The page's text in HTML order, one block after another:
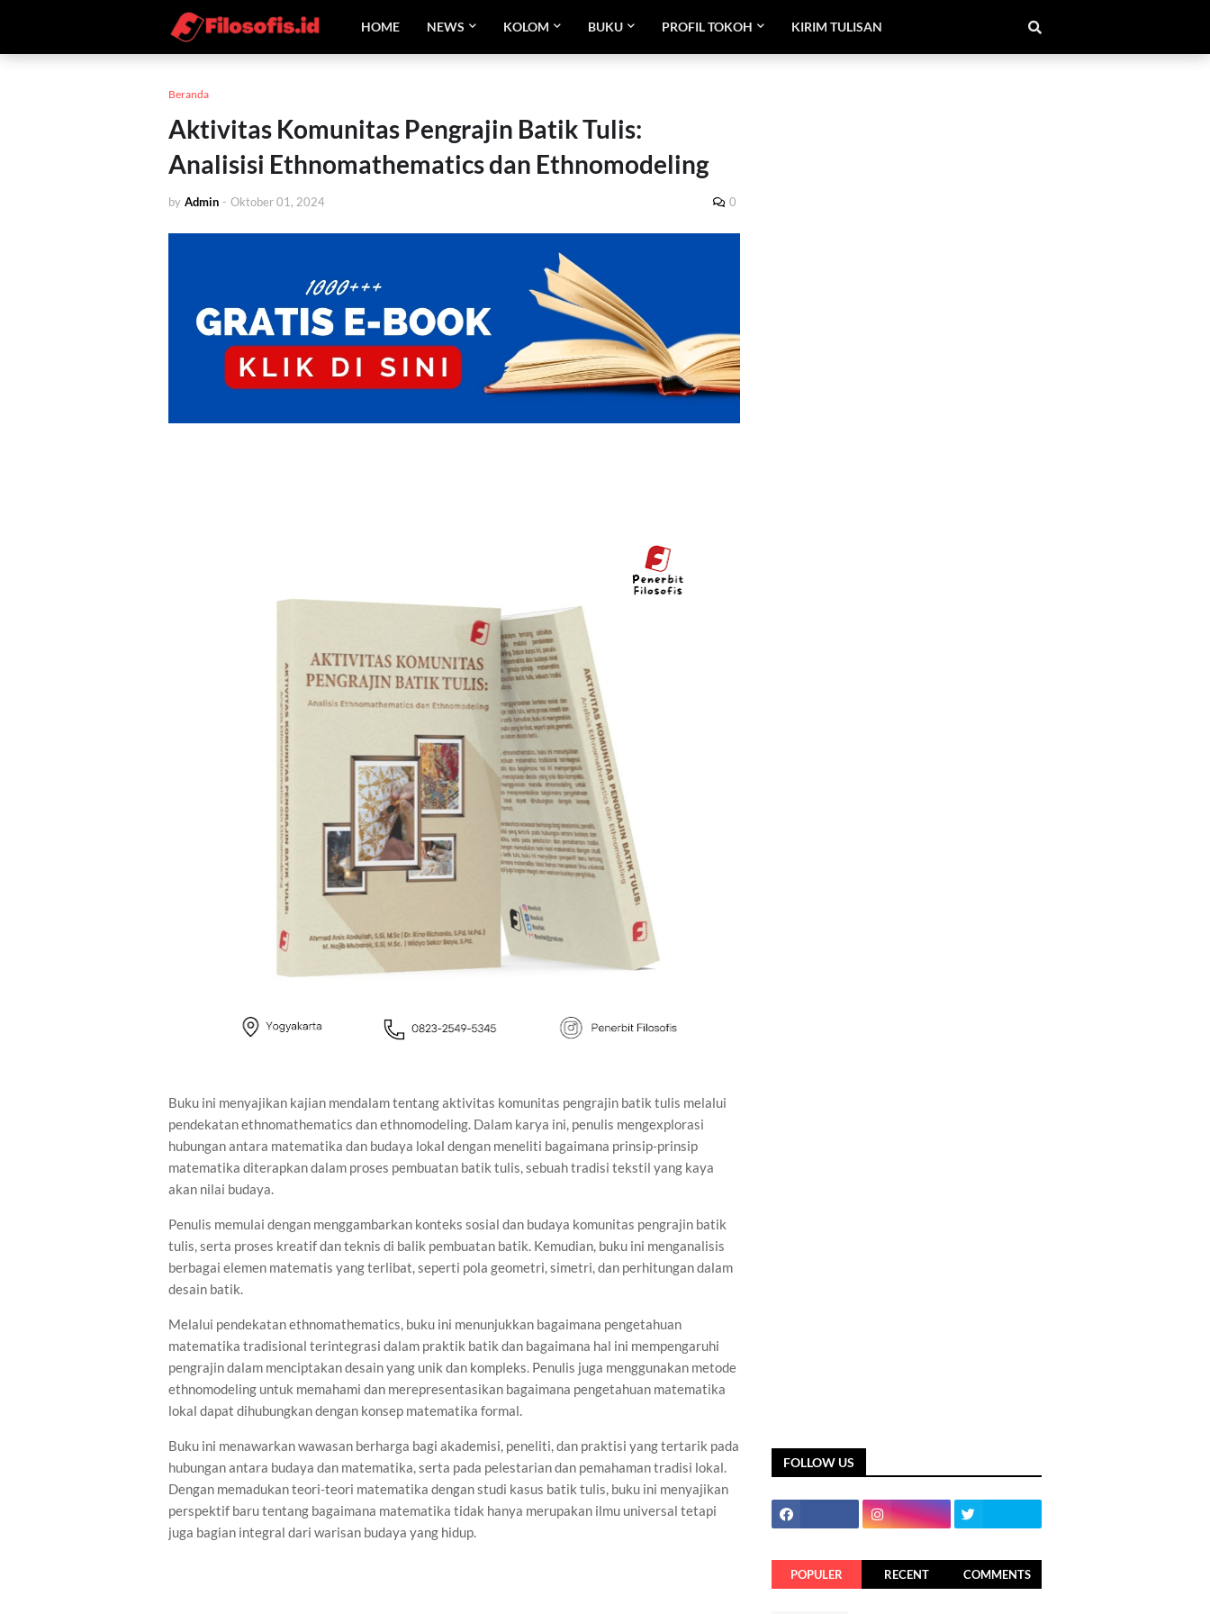
HOME NEWS KOLOM BUKU PROFIL TOKOH KIRIM TULISAN
Beranda
Aktivitas Komunitas Pengrajin Batik Tulis:
Analisisi Ethnomathematics dan Ethnomodeling
by Admin - Oktober 01, 2024 0
Buku ini menyajikan kajian mendalam tentang aktivitas komunitas pengrajin batik tulis melalui
pendekatan ethnomathematics dan ethnomodeling. Dalam karya ini, penulis mengexplorasi
hubungan antara matematika dan budaya lokal dengan meneliti bagaimana prinsip-prinsip
matematika diterapkan dalam proses pembuatan batik tulis, sebuah tradisi tekstil yang kaya
akan nilai budaya.
Penulis memulai dengan menggambarkan konteks sosial dan budaya komunitas pengrajin batik
tulis, serta proses kreatif dan teknis di balik pembuatan batik. Kemudian, buku ini menganalisis
berbagai elemen matematis yang terlibat, seperti pola geometri, simetri, dan perhitungan dalam
desain batik.
Melalui pendekatan ethnomathematics, buku ini menunjukkan bagaimana pengetahuan
matematika tradisional terintegrasi dalam praktik batik dan bagaimana hal ini mempengaruhi
pengrajin dalam menciptakan desain yang unik dan kompleks. Penulis juga menggunakan metode
ethnomodeling untuk memahami dan merepresentasikan bagaimana pengetahuan matematika
lokal dapat dihubungkan dengan konsep matematika formal.
Buku ini menawarkan wawasan berharga bagi akademisi, peneliti, dan praktisi yang tertarik pada
hubungan antara budaya dan matematika, serta pada pelestarian dan pemahaman tradisi lokal.
Dengan memadukan teori-teori matematika dengan studi kasus batik tulis, buku ini menyajikan
perspektif baru tentang bagaimana matematika tidak hanya merupakan ilmu universal tetapi
juga bagian integral dari warisan budaya yang hidup.
FOLLOW US
POPULER RECENT COMMENTS